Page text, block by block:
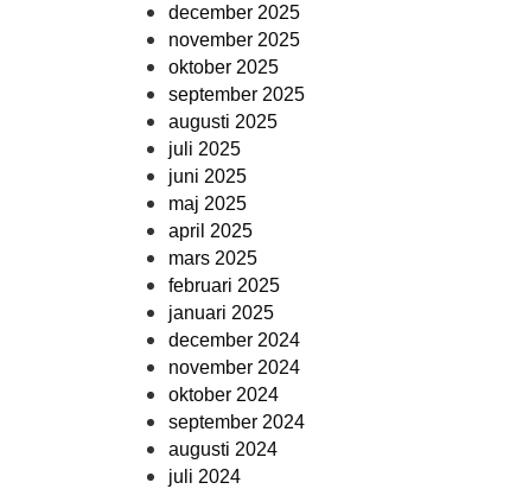
december 2025
november 2025
oktober 2025
september 2025
augusti 2025
juli 2025
juni 2025
maj 2025
april 2025
mars 2025
februari 2025
januari 2025
december 2024
november 2024
oktober 2024
september 2024
augusti 2024
juli 2024